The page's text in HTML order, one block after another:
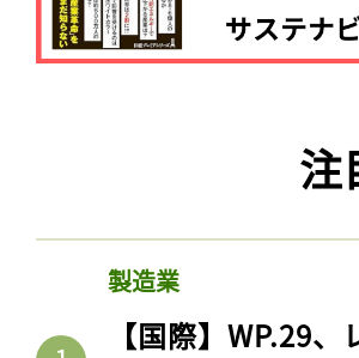
注
製造業
【国際】WP.29
記事をお